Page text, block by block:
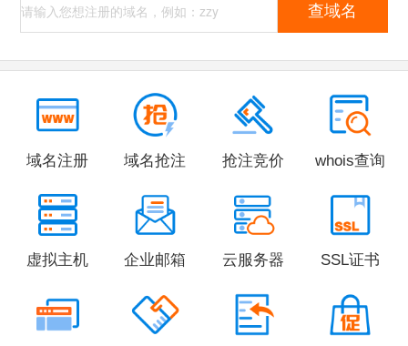
查域名
域名注册 域名抢注 抢注竞价 whois查询
虚拟主机 企业邮箱 云服务器 SSL证书